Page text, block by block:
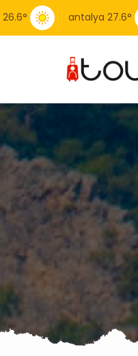
antalya 27.6°
26.6°